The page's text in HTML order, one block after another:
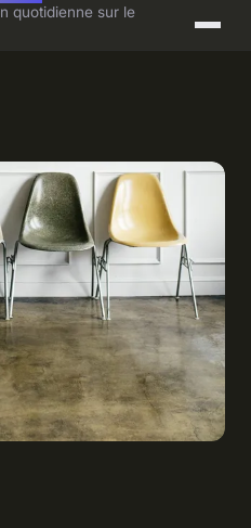
quotidienne sur le